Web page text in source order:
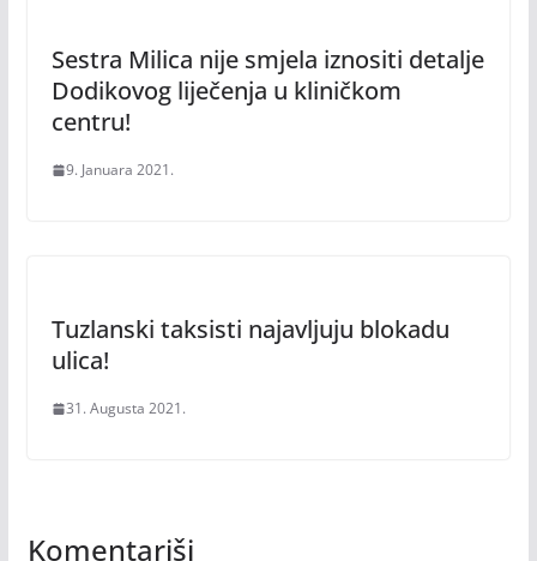
Sestra Milica nije smjela iznositi detalje
Dodikovog liječenja u kliničkom
centru!
9. Januara 2021.
Tuzlanski taksisti najavljuju blokadu
ulica!
31. Augusta 2021.
Komentariši